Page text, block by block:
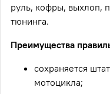
руль, кофры, выхлоп,
тюнинга.
Преимущества
сохраняется
мотоцикла;